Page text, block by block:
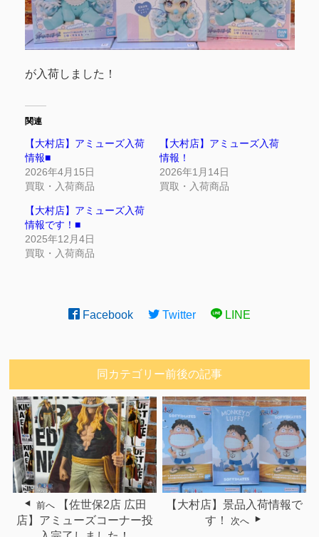
が入荷しました！
関連
【大村店】アミューズ入荷
情報■
2026年4月15日
買取・入荷商品
【大村店】アミューズ入荷
情報！
2026年1月14日
買取・入荷商品
【大村店】アミューズ入荷
情報です！■
2025年12月4日
買取・入荷商品
Facebook Twitter LINE
同カテゴリー前後の記事
前へ
【佐世保2店 広田
店】アミューズコーナー投
【大村店】景品入荷情報で
す！
次へ